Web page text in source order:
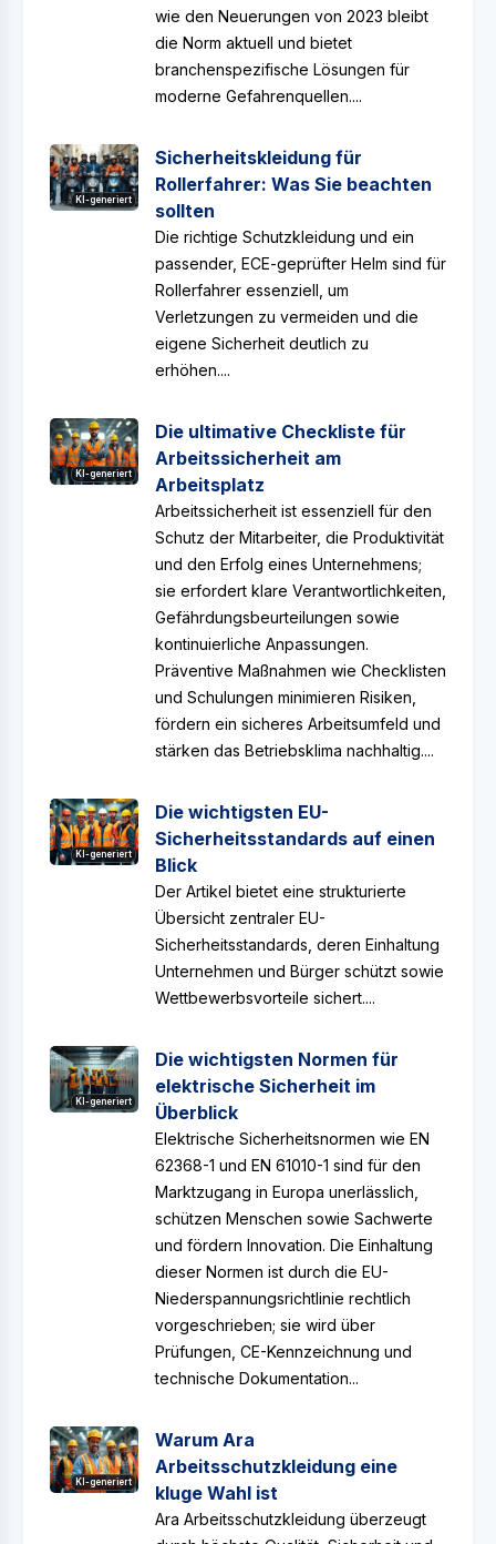
wie den Neuerungen von 2023 bleibt
die Norm aktuell und bietet
branchenspezifische Lösungen für
moderne Gefahrenquellen....
KI-generiert
Sicherheitskleidung für
Rollerfahrer: Was Sie beachten
sollten
Die richtige Schutzkleidung und ein
passender, ECE-geprüfter Helm sind für
Rollerfahrer essenziell, um
Verletzungen zu vermeiden und die
eigene Sicherheit deutlich zu
erhöhen....
KI-generiert
Die ultimative Checkliste für
Arbeitssicherheit am
Arbeitsplatz
Arbeitssicherheit ist essenziell für den
Schutz der Mitarbeiter, die Produktivität
und den Erfolg eines Unternehmens;
sie erfordert klare Verantwortlichkeiten,
Gefährdungsbeurteilungen sowie
kontinuierliche Anpassungen.
Präventive Maßnahmen wie Checklisten
und Schulungen minimieren Risiken,
fördern ein sicheres Arbeitsumfeld und
stärken das Betriebsklima nachhaltig....
KI-generiert
Die wichtigsten EU-
Sicherheitsstandards auf einen
Blick
Der Artikel bietet eine strukturierte
Übersicht zentraler EU-
Sicherheitsstandards, deren Einhaltung
Unternehmen und Bürger schützt sowie
Wettbewerbsvorteile sichert....
KI-generiert
Die wichtigsten Normen für
elektrische Sicherheit im
Überblick
Elektrische Sicherheitsnormen wie EN
62368-1 und EN 61010-1 sind für den
Marktzugang in Europa unerlässlich,
schützen Menschen sowie Sachwerte
und fördern Innovation. Die Einhaltung
dieser Normen ist durch die EU-
Niederspannungsrichtlinie rechtlich
vorgeschrieben; sie wird über
Prüfungen, CE-Kennzeichnung und
technische Dokumentation...
KI-generiert
Warum Ara
Arbeitsschutzkleidung eine
kluge Wahl ist
Ara Arbeitsschutzkleidung überzeugt